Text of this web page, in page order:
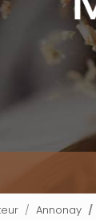
Annonay